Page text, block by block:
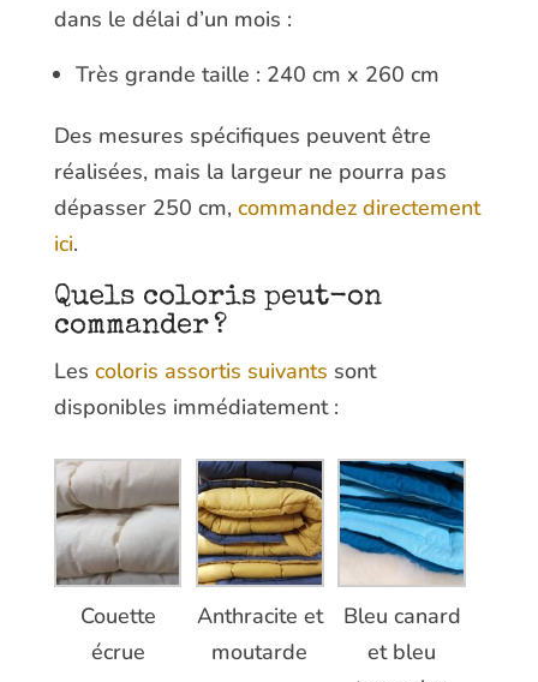
dans le délai d’un mois :
Très grande taille : 240 cm x 260 cm
Des mesures spécifiques peuvent être
réalisées, mais la largeur ne pourra pas
dépasser 250 cm, commandez directement
ici.
Quels coloris peut-on
commander ?
Les coloris assortis suivants sont
disponibles immédiatement :
Couette
écrue
Anthracite et
moutarde
Bleu canard
et bleu